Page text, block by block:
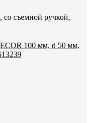
съемной ручкой,